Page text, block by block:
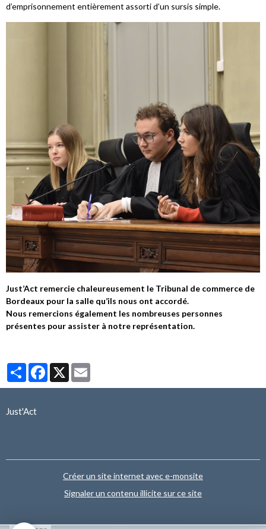
d’emprisonnement entièrement assorti d’un sursis simple.
Just’Act remercie chaleureusement le Tribunal de commerce de
Bordeaux pour la salle qu’ils nous ont accordé.
Nous remercions également les nombreuses personnes
présentes pour assister à notre représentation.
PartagerFacebook
X
Just'Act
Créer un site internet avec e-monsite
Signaler un contenu illicite sur ce site